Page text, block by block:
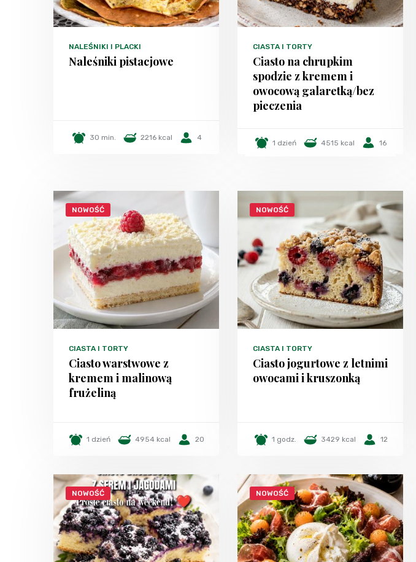
NALEŚNIKI I PLACKI
Naleśniki pistacjowe
30 min. 2216 kcal 4
CIASTA I TORTY
Ciasto na chrupkim
spodzie z kremem i
owocową galaretką/bez
pieczenia
1 dzień 4515 kcal 16
NOWOŚĆ
CIASTA I TORTY
Ciasto warstwowe z
kremem i malinową
frużeliną
1 dzień 4954 kcal 20
NOWOŚĆ
CIASTA I TORTY
Ciasto jogurtowe z letnimi
owocami i kruszonką
1 godz. 3429 kcal 12
NOWOŚĆ NOWOŚĆ